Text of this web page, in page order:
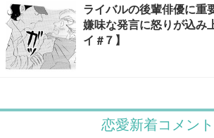
ライバルの後輩俳優に重
嫌味な発言に怒りが込み
イ #７】